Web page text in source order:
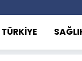
TÜRKİYE